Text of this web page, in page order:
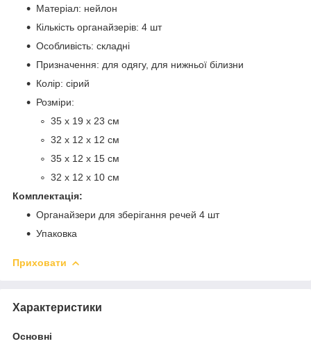
Матеріал: нейлон
Кількість органайзерів: 4 шт
Особливість: складні
Призначення: для одягу, для нижньої білизни
Колір: сірий
Розміри:
35 х 19 х 23 см
32 х 12 х 12 см
35 х 12 х 15 см
32 х 12 х 10 см
Комплектація:
Органайзери для зберігання речей 4 шт
Упаковка
Приховати
Характеристики
Основні